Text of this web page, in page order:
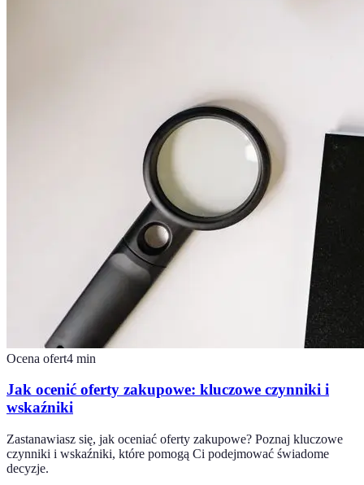
Ocena ofert4 min
Jak ocenić oferty zakupowe: kluczowe czynniki i
wskaźniki
Zastanawiasz się, jak oceniać oferty zakupowe? Poznaj kluczowe
czynniki i wskaźniki, które pomogą Ci podejmować świadome
decyzje.